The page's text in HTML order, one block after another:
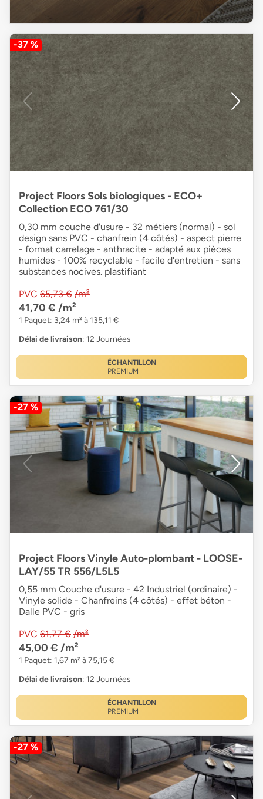
-37 %
Project Floors Sols biologiques - ECO+
Collection ECO 761/30
0,30 mm couche d'usure - 32 métiers (normal) - sol
design sans PVC - chanfrein (4 côtés) - aspect pierre
- format carrelage - anthracite - adapté aux pièces
humides - 100% recyclable - facile d'entretien - sans
substances nocives. plastifiant
PVC 65,73 € /m²
41,70 € /m²
1 Paquet: 3,24 m² à 135,11 €
Délai de livraison: 12 Journées
ÉCHANTILLON
PREMIUM
-27 %
Project Floors Vinyle Auto-plombant - LOOSE-
LAY/55 TR 556/L5L5
0,55 mm Couche d'usure - 42 Industriel (ordinaire) -
Vinyle solide - Chanfreins (4 côtés) - effet béton -
Dalle PVC - gris
PVC 61,77 € /m²
45,00 € /m²
1 Paquet: 1,67 m² à 75,15 €
Délai de livraison: 12 Journées
ÉCHANTILLON
PREMIUM
-27 %